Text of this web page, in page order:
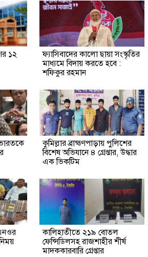
১২
ফ্যাসিবাদের কালো ছায়া সংস্কৃতির
মাধ্যমে বিদায় করতে হবে :
শফিকুর রহমান
কুমিল্লার ব্রাহ্মণপাড়ায় পুলিশের
বিশেষ অভিযানে ৪ গ্রেপ্তার, উদ্ধার
এক ভিকটিম
কালিহাতীতে ২১৯ বোতল
ফেন্সিডিলসহ রাজশাহীর শীর্ষ
মাদককারবারি গ্রেপ্তার